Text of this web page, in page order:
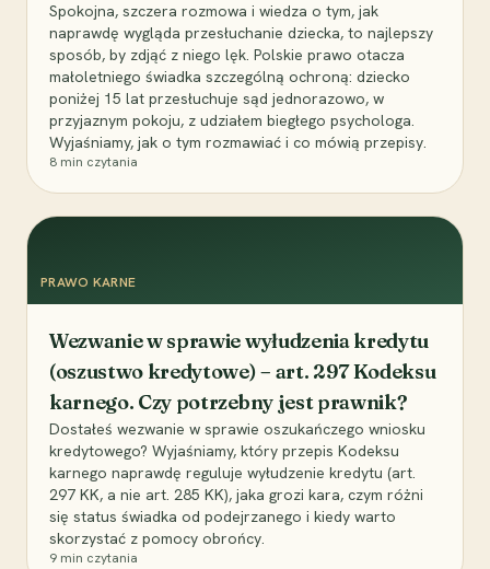
Spokojna, szczera rozmowa i wiedza o tym, jak
naprawdę wygląda przesłuchanie dziecka, to najlepszy
sposób, by zdjąć z niego lęk. Polskie prawo otacza
małoletniego świadka szczególną ochroną: dziecko
poniżej 15 lat przesłuchuje sąd jednorazowo, w
przyjaznym pokoju, z udziałem biegłego psychologa.
Wyjaśniamy, jak o tym rozmawiać i co mówią przepisy.
8 min czytania
PRAWO KARNE
Wezwanie w sprawie wyłudzenia kredytu
(oszustwo kredytowe) – art. 297 Kodeksu
karnego. Czy potrzebny jest prawnik?
Dostałeś wezwanie w sprawie oszukańczego wniosku
kredytowego? Wyjaśniamy, który przepis Kodeksu
karnego naprawdę reguluje wyłudzenie kredytu (art.
297 KK, a nie art. 285 KK), jaka grozi kara, czym różni
się status świadka od podejrzanego i kiedy warto
skorzystać z pomocy obrońcy.
9 min czytania